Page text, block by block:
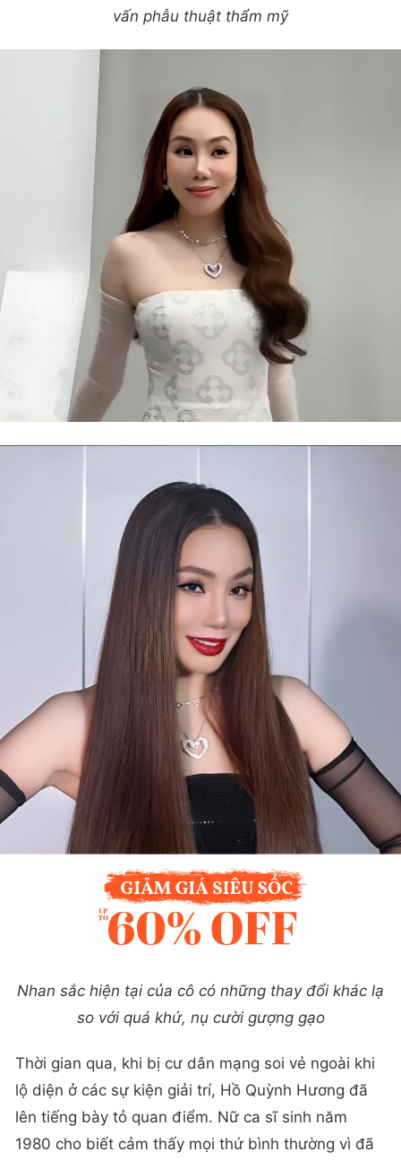
vấn phẫu thuật thẩm mỹ
Nhan sắc hiện tại của cô có những thay đổi khác lạ
so với quá khứ, nụ cười gượng gạo
Thời gian qua, khi bị cư dân mạng soi vẻ ngoài khi
lộ diện ở các sự kiện giải trí, Hồ Quỳnh Hương đã
lên tiếng bày tỏ quan điểm. Nữ ca sĩ sinh năm
1980 cho biết cảm thấy mọi thứ bình thường vì đã